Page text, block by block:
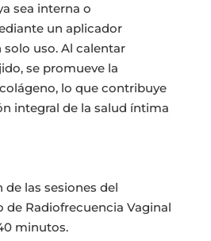
sea interna o
un aplicador
uso. Al calentar
se promueve la
lo que contribuye
integral de la salud íntima
de las sesiones del
de Radiofrecuencia Vaginal
minutos.